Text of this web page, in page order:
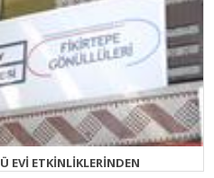
EVİ ETKİNLİKLERİNDEN